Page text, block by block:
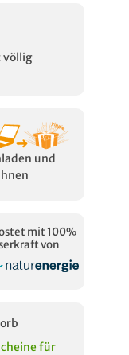
völlig
und
mit 100%
von
für